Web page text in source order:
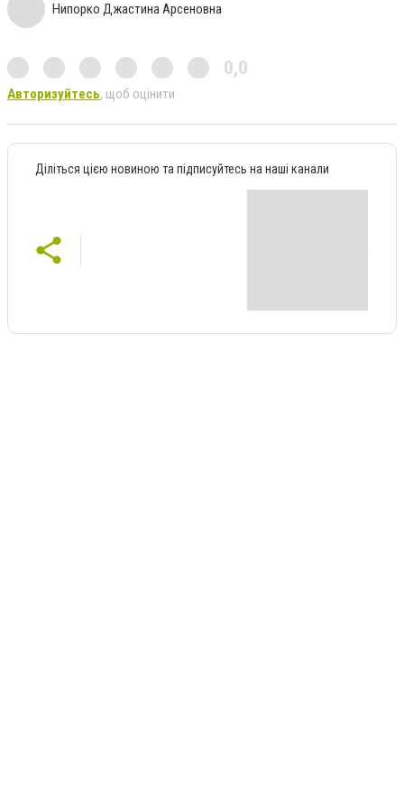
Нипорко Джастина Арсеновна
0,0
Авторизуйтесь, щоб оцінити
Діліться цією новиною та підписуйтесь на наші канали